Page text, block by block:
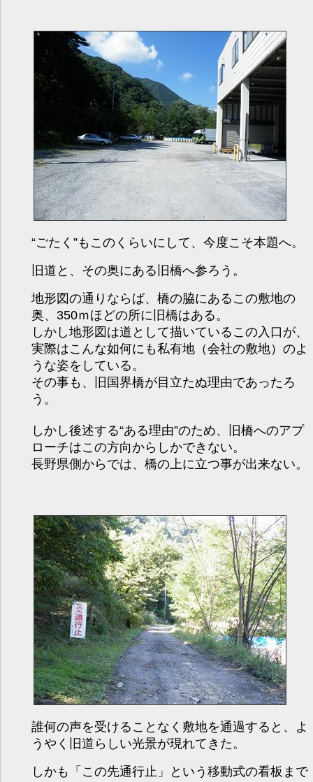
“ごたく”もこのくらいにして、今度こそ本題へ。
旧道と、その奥にある旧橋へ参ろう。
地形図の通りならば、橋の脇にあるこの敷地の
奥、350ｍほどの所に旧橋はある。
しかし地形図は道として描いているこの入口が、
実際はこんな如何にも私有地（会社の敷地）のよ
うな姿をしている。
その事も、旧国界橋が目立たぬ理由であったろ
う。
しかし後述する“ある理由”のため、旧橋へのアプ
ローチはこの方向からしかできない。
長野県側からでは、橋の上に立つ事が出来ない。
誰何の声を受けることなく敷地を通過すると、よ
うやく旧道らしい光景が現れてきた。
しかも「この先通行止」という移動式の看板まで